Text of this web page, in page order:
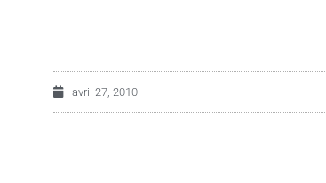
avril 27, 2010